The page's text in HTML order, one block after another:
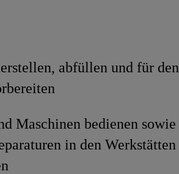
abfüllen und für den
Maschinen bedienen sowie
in den Werkstätten